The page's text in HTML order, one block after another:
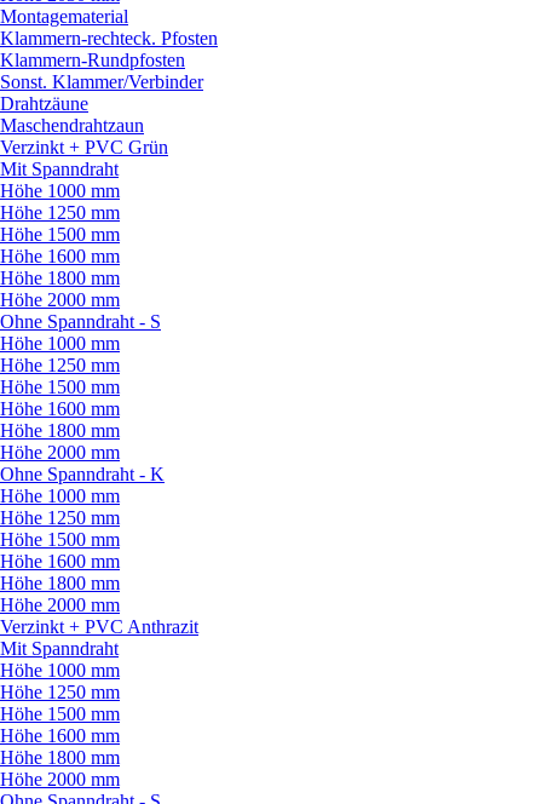
Montagematerial
Klammern-rechteck. Pfosten
Klammern-Rundpfosten
Sonst. Klammer/Verbinder
Drahtzäune
Maschendrahtzaun
Verzinkt + PVC Grün
Mit Spanndraht
Höhe 1000 mm
Höhe 1250 mm
Höhe 1500 mm
Höhe 1600 mm
Höhe 1800 mm
Höhe 2000 mm
Ohne Spanndraht - S
Höhe 1000 mm
Höhe 1250 mm
Höhe 1500 mm
Höhe 1600 mm
Höhe 1800 mm
Höhe 2000 mm
Ohne Spanndraht - K
Höhe 1000 mm
Höhe 1250 mm
Höhe 1500 mm
Höhe 1600 mm
Höhe 1800 mm
Höhe 2000 mm
Verzinkt + PVC Anthrazit
Mit Spanndraht
Höhe 1000 mm
Höhe 1250 mm
Höhe 1500 mm
Höhe 1600 mm
Höhe 1800 mm
Höhe 2000 mm